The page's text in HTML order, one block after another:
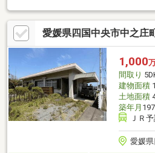
三島朝日郵便局まで徒歩2分
愛媛県四国中央市中之庄
1,000
間取り
建物面積
土地面積
築年月
ＪＲ
愛媛